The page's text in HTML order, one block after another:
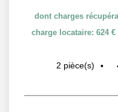
dont charges
charge locataire: 624 €
2 pièce(s)